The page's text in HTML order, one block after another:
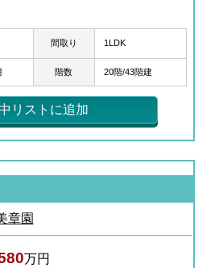
間取り 1LDK
階数 20階/43階建
リストに追加
章園
万円